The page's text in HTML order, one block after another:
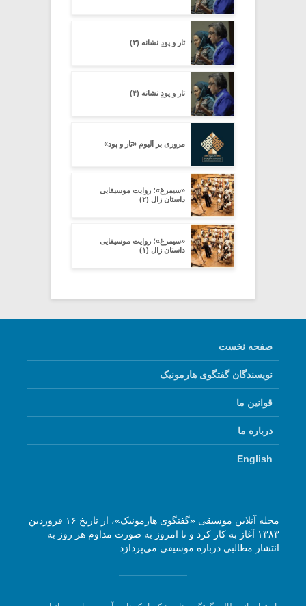
تار و پودِ نشانه (۳)
تار و پودِ نشانه (۴)
مروری بر آلبوم «تار و پود»
«سیمرغ»؛ روایت موسیقایی
داستان زال (۲)
«سیمرغ»؛ روایت موسیقایی
داستان زال (۱)
صفحه نخست
نویسندگان گفتگوی هارمونیک
قوانین ما
درباره ما
English
مجله آنلاین موسیقی «گفتگوی هارمونیک»، از تاریخ ۱۶ فروردین
۱۳۸۳ آغاز به کار کرد و تا امروز به صورت مداوم هر روز به
انتشار مطالبی درباره موسیقی می‌پردازد.